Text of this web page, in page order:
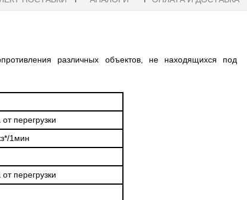
различных объектов, не находящихся под
перегрузки
1мин
перегрузки